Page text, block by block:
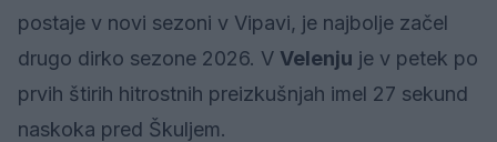
postaje v novi sezoni v Vipavi, je najbolje začel
drugo dirko sezone 2026. V Velenju je v petek po
prvih štirih hitrostnih preizkušnjah imel 27 sekund
naskoka pred Škuljem.